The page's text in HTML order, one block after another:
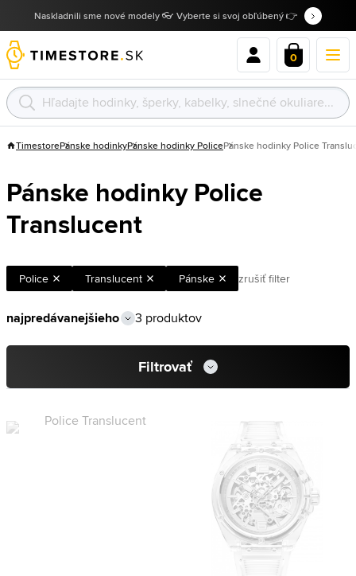
Naskladnili sme nové modely 👓 Vyberte si svoj obľúbený 👉
0
TimestorePánske hodinkyPánske hodinky PolicePánske hodinky Police
Pánske hodinky Police
Translucent
Police Translucent Pánske zrušiť filter
3 produktov
Filtrovať